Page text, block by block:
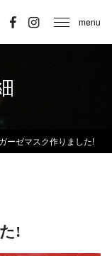
menu
ーゼマスク作りました!
!